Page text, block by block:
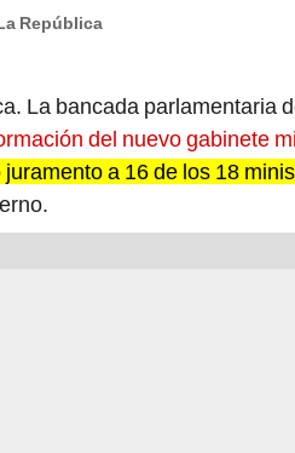
República
La bancada parlamentaria
del nuevo gabinete
juramento a 16 de los 18